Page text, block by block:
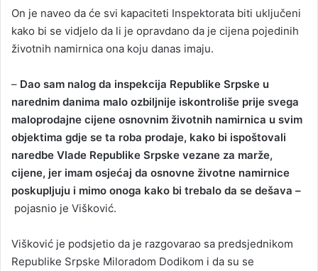
On je naveo da će svi kapaciteti Inspektorata biti uključeni
kako bi se vidjelo da li je opravdano da je cijena pojedinih
životnih namirnica ona koju danas imaju.
– Dao sam nalog da inspekcija Republike Srpske u
narednim danima malo ozbiljnije iskontroliše prije svega
maloprodajne cijene osnovnim životnih namirnica u svim
objektima gdje se ta roba prodaje, kako bi ispoštovali
naredbe Vlade Republike Srpske vezane za marže,
cijene, jer imam osjećaj da osnovne životne namirnice
poskupljuju i mimo onoga kako bi trebalo da se dešava –
pojasnio je Višković.
Višković je podsjetio da je razgovarao sa predsjednikom
Republike Srpske Miloradom Dodikom i da su se